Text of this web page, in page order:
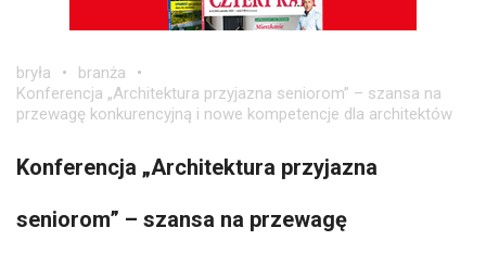
bryła
branża
Konferencja „Architektura przyjazna seniorom” – szansa na
przewagę konkurencyjną i nowe kompetencje dla architektów
Konferencja „Architektura przyjazna
seniorom” – szansa na przewagę